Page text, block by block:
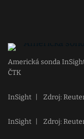
Americká sonda
ČTK
InSight Zdroj:
InSight Zdroj: